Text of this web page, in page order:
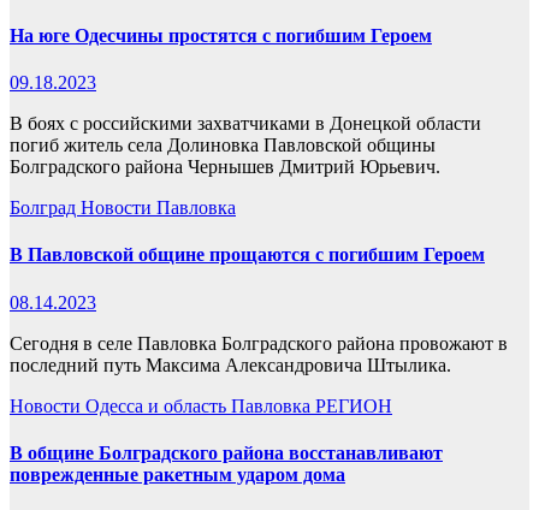
На юге Одесчины простятся с погибшим Героем
09.18.2023
В боях с российскими захватчиками в Донецкой области
погиб житель села Долиновка Павловской общины
Болградского района Чернышев Дмитрий Юрьевич.
Болград Новости Павловка
В Павловской общине прощаются с погибшим Героем
08.14.2023
Сегодня в селе Павловка Болградского района провожают в
последний путь Максима Александровича Штылика.
Новости Одесса и область Павловка РЕГИОН
В общине Болградского района восстанавливают
поврежденные ракетным ударом дома